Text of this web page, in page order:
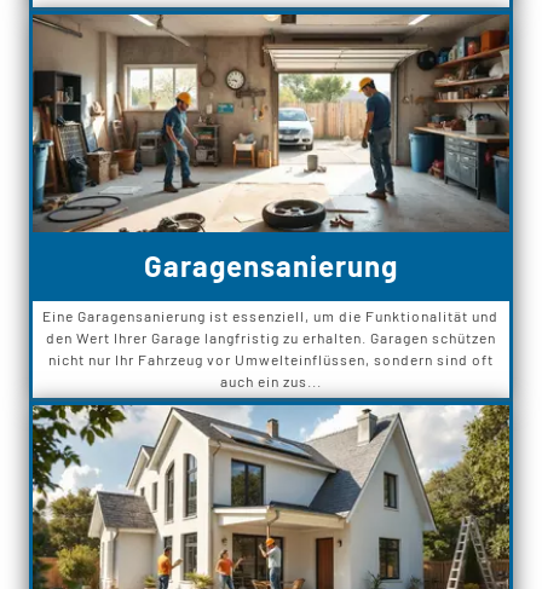
Garagensanierung
Eine Garagensanierung ist essenziell, um die Funktionalität und
den Wert Ihrer Garage langfristig zu erhalten. Garagen schützen
nicht nur Ihr Fahrzeug vor Umwelteinflüssen, sondern sind oft
auch ein zus...